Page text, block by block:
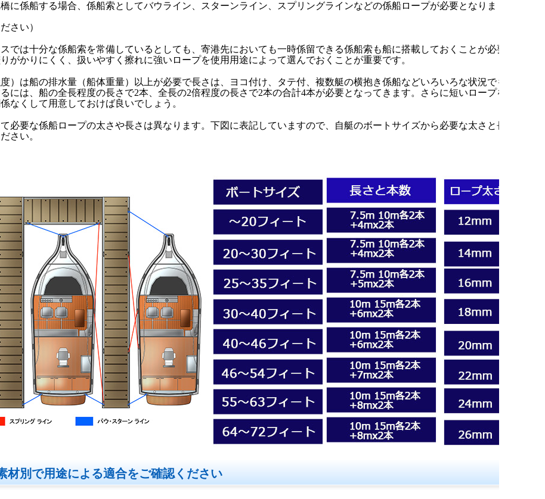
に係船する場合、係船索としてバウライン、スターンライン、スプリングラインなどの係船ロープが必要となりま
さい）
では十分な係船索を常備しているとしても、寄港先においても一時係留できる係船索も船に搭載しておくことが必要
がかりにくく、扱いやすく擦れに強いロープを使用用途によって選んでおくことが重要です。
）は船の排水量（船体重量）以上が必要で長さは、ヨコ付け、タテ付、複数艇の横抱き係船などいろいろな状況でも
には、船の全長程度の長さで2本、全長の2倍程度の長さで2本の合計4本が必要となってきます。さらに短いロープを2
なくして用意しておけば良いでしょう。
必要な係船ロープの太さや長さは異なります。下図に表記していますので、自艇のボートサイズから必要な太さと長
さい。
材別で用途による適合をご確認ください